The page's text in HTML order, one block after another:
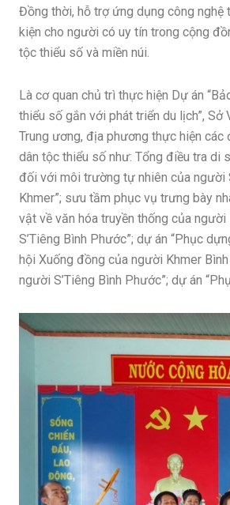
Đồng thời, hỗ trợ ứng dụng công nghệ
kiện cho người có uy tín trong cộng
tộc thiểu số và miền núi.
Là cơ quan chủ trì thực hiện Dự án
thiểu số gắn với phát triển du lịch”,
Trung ương, địa phương thực hiện các
dân tộc thiểu số như: Tổng điều tra di
đối với môi trường tự nhiên của người
Khmer”; sưu tầm phục vụ trưng bày
vật về văn hóa truyền thống của
S’Tiêng Bình Phước”; dự án “Phục
hội Xuống đồng của người Khmer
người S’Tiêng Bình Phước”; dự án